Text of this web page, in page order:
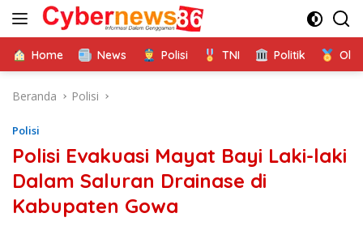
Langsung
Home News Polisi TNI Politik
Beranda Polisi
Polisi
Polisi Evakuasi Mayat Bayi Laki-laki
Dalam Saluran Drainase di
Kabupaten Gowa